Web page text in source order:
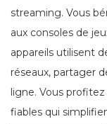
streaming. Vous
aux consoles de
appareils utilisent
réseaux, partager
ligne. Vous
fiables qui